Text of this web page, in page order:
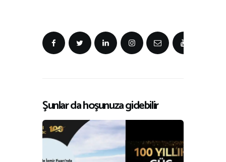
Şunlar da hoşunuza gidebilir